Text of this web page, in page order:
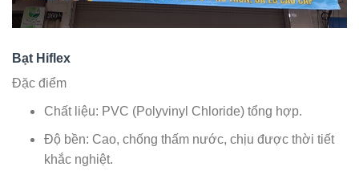
Bạt Hiflex
Đặc điểm
Chất liệu: PVC (Polyvinyl Chloride) tổng hợp.
Độ bền: Cao, chống thấm nước, chịu được thời tiết
khắc nghiệt.